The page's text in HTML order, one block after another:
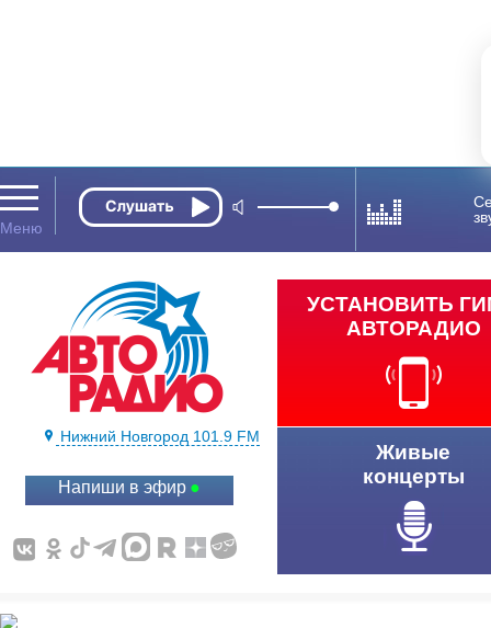
Нижний Новгород 101.9 FM
Напиши в эфир
УСТАНОВИТЬ
АВТОРАДИО
Живые
концерты